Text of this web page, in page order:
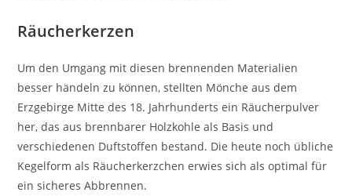
Räucherkerzen
Um den Umgang mit diesen brennenden Materialien
besser händeln zu können, stellten Mönche aus dem
Erzgebirge Mitte des 18. Jahrhunderts ein Räucherpulver
her, das aus brennbarer Holzkohle als Basis und
verschiedenen Duftstoffen bestand. Die heute noch übliche
Kegelform als Räucherkerzchen erwies sich als optimal für
ein sicheres Abbrennen.